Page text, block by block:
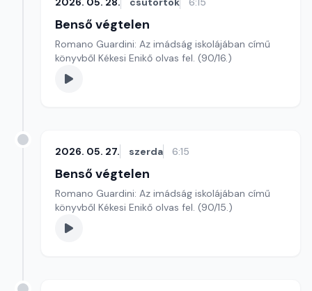
Benső végtelen
Romano Guardini: Az imádság iskolájában című
könyvből Kékesi Enikő olvas fel. (90/16.)
2026. 05. 27. szerda 6:15
Benső végtelen
Romano Guardini: Az imádság iskolájában című
könyvből Kékesi Enikő olvas fel. (90/15.)